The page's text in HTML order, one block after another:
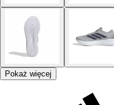
Pokaż więcej